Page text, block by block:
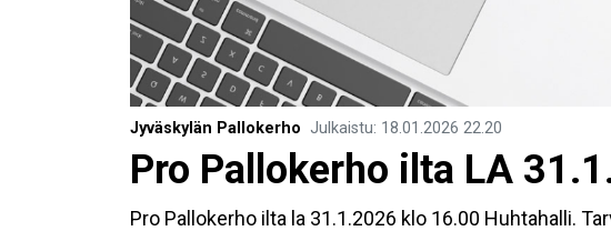
Jyväskylän Pallokerho Julkaistu: 18.01.2026 22.20
Pro Pallokerho ilta LA
Pro Pallokerho ilta la 31.1.2026 klo 16.00 Huhtahalli.